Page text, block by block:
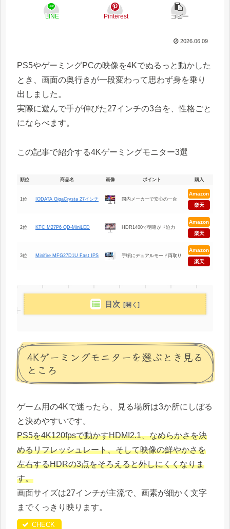
LINE Pinterest コピー
2026.06.09
PS5やゲーミングPCの映像を4Kでぬるっと動かした
とき、画面の奥行きが一段変わって思わず身を乗り
出しました。
実際に遊んで手が伸びた27インチの3台を、性格ごと
にならべます。
この記事で紹介する4Kゲーミングモニター3選
順位 商品名 画像 ポイント 購入
1位 IODATA GigaCrysta 27インチ 国内メーカーで安心の一台
Amazon
楽天
2位 KTC M27P6 QD-MiniLED HDR1400で明暗がド迫力
Amazon
楽天
3位 Minifire MFG27D1U Fast IPS 手頃にデュアルモード両取り
Amazon
楽天
目次
4Kゲーミングモニターを選ぶとき見る
ところ
ゲーム用の4Kで迷ったら、見る場所は3か所にしぼる
と決めやすいです。
PS5を4K120fpsで動かすHDMI2.1、なめらかさを決
めるリフレッシュレート、そして映像の鮮やかさを
左右するHDRの3点をそろえると外しにくくなりま
す。
画面サイズは27インチが主流で、画素が細かく文字
までくっきり映ります。